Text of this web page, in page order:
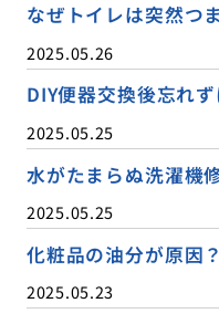
なぜトイレは突然つ
2025.05.26
DIY便器交換後忘れ
2025.05.25
水がたまらぬ洗濯機
2025.05.25
化粧品の油分が原因
2025.05.23